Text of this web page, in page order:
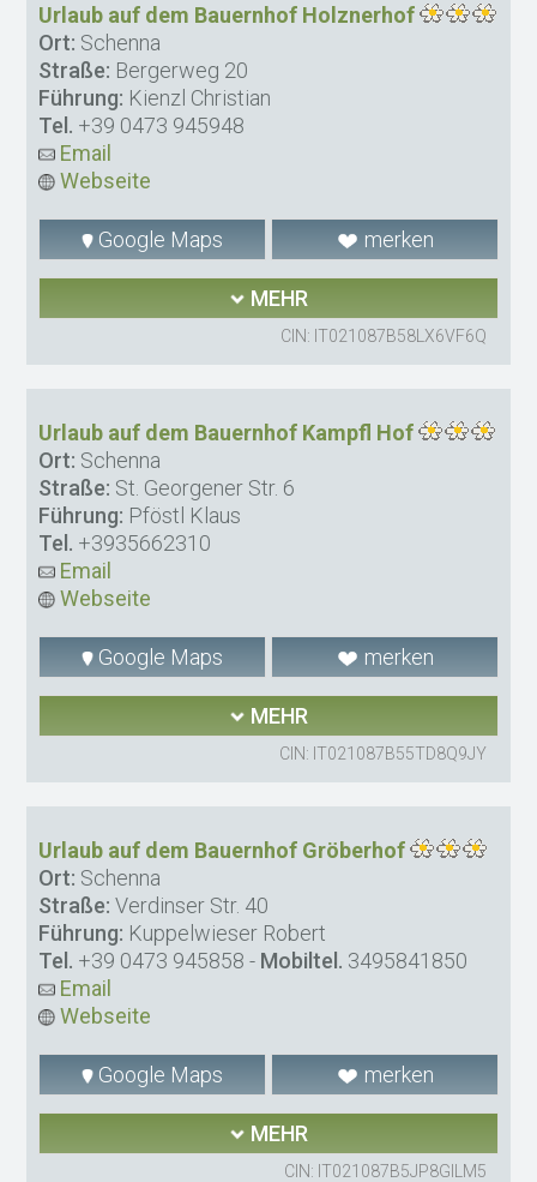
Urlaub auf dem Bauernhof Holznerhof
Ort: Schenna
Straße: Bergerweg 20
Führung: Kienzl Christian
Tel. +39 0473 945948
Email
Webseite
Google Maps merken
MEHR
CIN: IT021087B58LX6VF6Q
Urlaub auf dem Bauernhof Kampfl Hof
Ort: Schenna
Straße: St. Georgener Str. 6
Führung: Pföstl Klaus
Tel. +3935662310
Email
Webseite
Google Maps merken
MEHR
CIN: IT021087B55TD8Q9JY
Urlaub auf dem Bauernhof Gröberhof
Ort: Schenna
Straße: Verdinser Str. 40
Führung: Kuppelwieser Robert
Tel. +39 0473 945858 - Mobiltel. 3495841850
Email
Webseite
Google Maps merken
MEHR
CIN: IT021087B5JP8GILM5